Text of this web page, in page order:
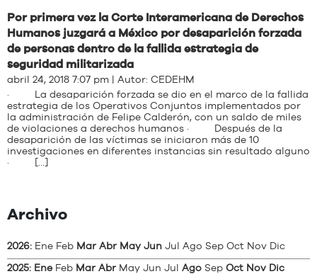
Por primera vez la Corte Interamericana de Derechos
Humanos juzgará a México por desaparición forzada
de personas dentro de la fallida estrategia de
seguridad militarizada
abril 24, 2018 7:07 pm | Autor: CEDEHM
· La desaparición forzada se dio en el marco de la fallida
estrategia de los Operativos Conjuntos implementados por
la administración de Felipe Calderón, con un saldo de miles
de violaciones a derechos humanos · Después de la
desaparición de las víctimas se iniciaron más de 10
investigaciones en diferentes instancias sin resultado alguno
· […]
Archivo
2026: Ene Feb Mar Abr May Jun Jul Ago Sep Oct Nov Dic
2025: Ene Feb Mar Abr May Jun Jul Ago Sep Oct Nov Dic